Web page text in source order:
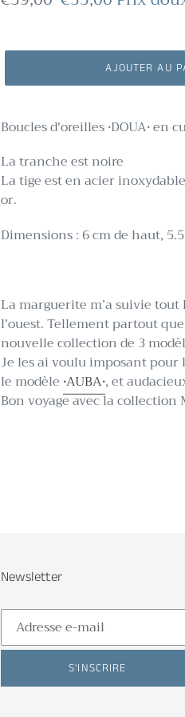
AJOUTER AU
Boucles d'oreilles •DOUA•
La tranche est noire
La tige est en acier
or.
Dimensions : 6 cm de haut,
La marguerite m’a suivie
l’ouest. Tellement partout
nouvelle collection de 3
Je les ai voulu imposant pour
le modèle •AUBA•, et
Bon voyage avec la collection
Newsletter
S'INSCRIRE